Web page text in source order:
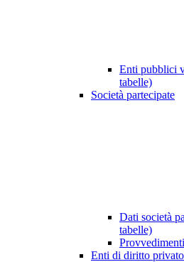
Enti pubblici
tabelle)
Società partecipate
Dati società
tabelle)
Provvedimenti
Enti di diritto